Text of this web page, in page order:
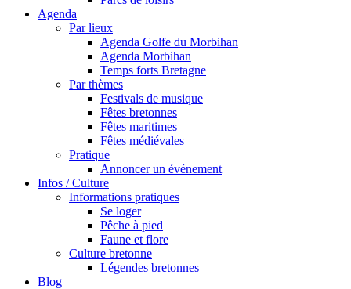
Agenda
Par lieux
Agenda Golfe du Morbihan
Agenda Morbihan
Temps forts Bretagne
Par thèmes
Festivals de musique
Fêtes bretonnes
Fêtes maritimes
Fêtes médiévales
Pratique
Annoncer un événement
Infos / Culture
Informations pratiques
Se loger
Pêche à pied
Faune et flore
Culture bretonne
Légendes bretonnes
Blog